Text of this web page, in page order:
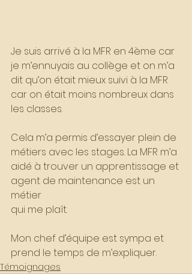
Je suis arrivé à la MFR en 4ème car
je m’ennuyais au collège et on m’a
dit qu’on était mieux suivi à la MFR
car on était moins nombreux dans
les classes.
Cela m’a permis d’essayer plein de
métiers avec les stages. La MFR m’a
aidé à trouver un apprentissage et
agent de maintenance est un
métier
qui me plaît.
Mon chef d’équipe est sympa et
prend le temps de m’expliquer.
Témoignages